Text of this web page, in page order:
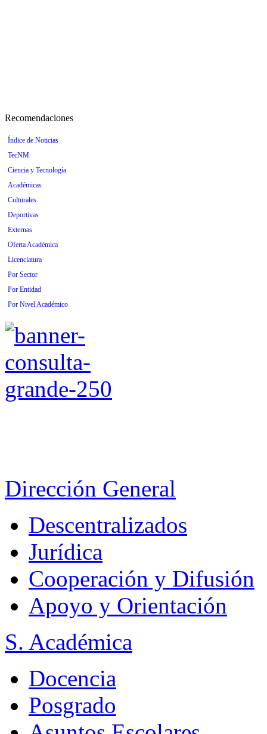
Recomendaciones
Índice de Noticias
TecNM
Ciencia y Tecnología
Académicas
Culturales
Deportivas
Externas
Oferta Académica
Licenciatura
Por Sector
Por Entidad
Por Nivel Académico
Dirección General
Descentralizados
Jurídica
Cooperación y Difusión
Apoyo y Orientación
S. Académica
Docencia
Posgrado